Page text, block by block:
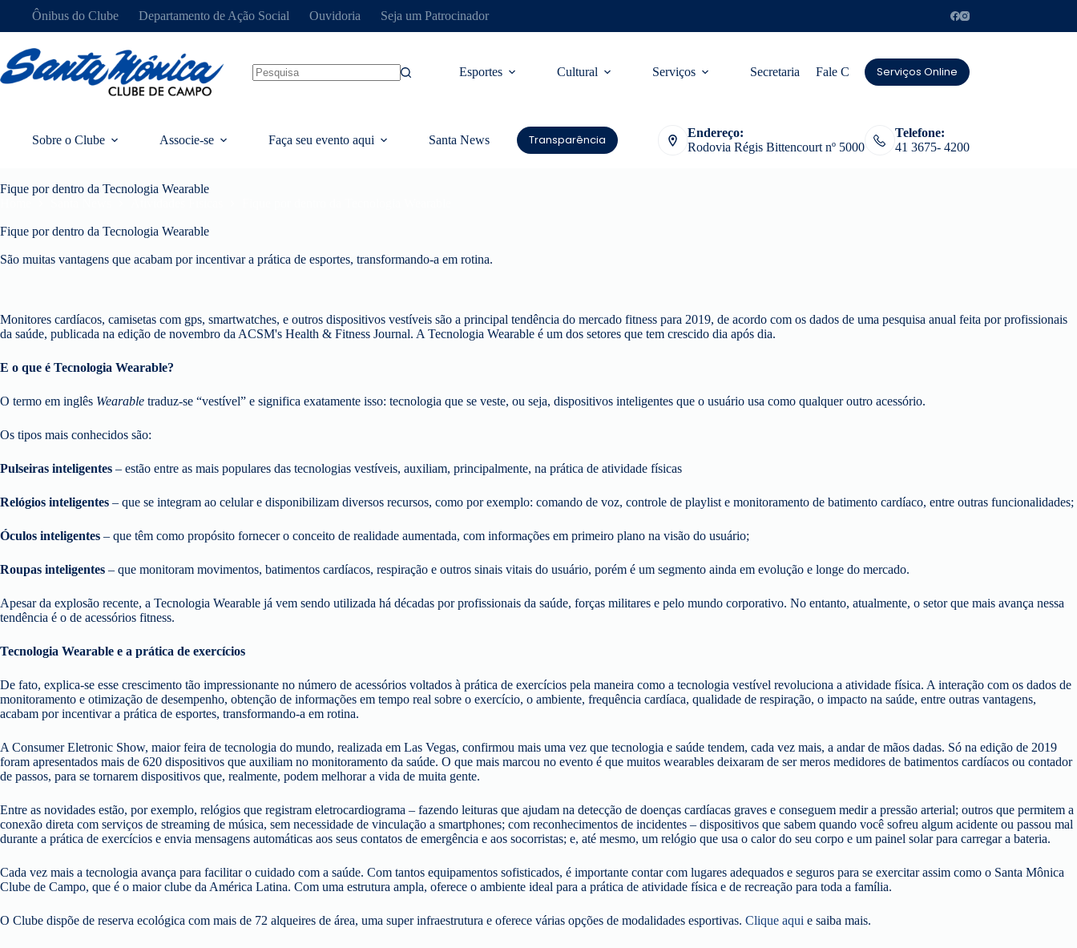
Ônibus do Clube Departamento de Ação Social Ouvidoria Seja um Patrocinador
Esportes Cultural Serviços Secretaria Fale ConoscoServiços Online
Sobre o Clube Associe-se Faça seu evento aqui Santa News Transparência
Endereço:
Rodovia Régis Bittencourt nº 5000
Telefone:
41 3675- 4200
Fique por dentro da Tecnologia Wearable
Fique por dentro da Tecnologia Wearable
São muitas vantagens que acabam por incentivar a prática de esportes, transformando-a em rotina.
Monitores cardíacos, camisetas com gps, smartwatches, e outros dispositivos vestíveis são a principal tendência do mercado fitness para 2019, de acordo com os dados de uma pesquisa anual feita por profissionais
da saúde, publicada na edição de novembro da ACSM's Health & Fitness Journal. A Tecnologia Wearable é um dos setores que tem crescido dia após dia.
E o que é Tecnologia Wearable?
O termo em inglês Wearable traduz-se “vestível” e significa exatamente isso: tecnologia que se veste, ou seja, dispositivos inteligentes que o usuário usa como qualquer outro acessório.
Os tipos mais conhecidos são:
Pulseiras inteligentes – estão entre as mais populares das tecnologias vestíveis, auxiliam, principalmente, na prática de atividade físicas
Relógios inteligentes – que se integram ao celular e disponibilizam diversos recursos, como por exemplo: comando de voz, controle de playlist e monitoramento de batimento cardíaco, entre outras funcionalidades;
Óculos inteligentes – que têm como propósito fornecer o conceito de realidade aumentada, com informações em primeiro plano na visão do usuário;
Roupas inteligentes – que monitoram movimentos, batimentos cardíacos, respiração e outros sinais vitais do usuário, porém é um segmento ainda em evolução e longe do mercado.
Apesar da explosão recente, a Tecnologia Wearable já vem sendo utilizada há décadas por profissionais da saúde, forças militares e pelo mundo corporativo. No entanto, atualmente, o setor que mais avança nessa
tendência é o de acessórios fitness.
Tecnologia Wearable e a prática de exercícios
De fato, explica-se esse crescimento tão impressionante no número de acessórios voltados à prática de exercícios pela maneira como a tecnologia vestível revoluciona a atividade física. A interação com os dados de
monitoramento e otimização de desempenho, obtenção de informações em tempo real sobre o exercício, o ambiente, frequência cardíaca, qualidade de respiração, o impacto na saúde, entre outras vantagens,
acabam por incentivar a prática de esportes, transformando-a em rotina.
A Consumer Eletronic Show, maior feira de tecnologia do mundo, realizada em Las Vegas, confirmou mais uma vez que tecnologia e saúde tendem, cada vez mais, a andar de mãos dadas. Só na edição de 2019
foram apresentados mais de 620 dispositivos que auxiliam no monitoramento da saúde. O que mais marcou no evento é que muitos wearables deixaram de ser meros medidores de batimentos cardíacos ou contador
de passos, para se tornarem dispositivos que, realmente, podem melhorar a vida de muita gente.
Entre as novidades estão, por exemplo, relógios que registram eletrocardiograma – fazendo leituras que ajudam na detecção de doenças cardíacas graves e conseguem medir a pressão arterial; outros que permitem a
conexão direta com serviços de streaming de música, sem necessidade de vinculação a smartphones; com reconhecimentos de incidentes – dispositivos que sabem quando você sofreu algum acidente ou passou mal
durante a prática de exercícios e envia mensagens automáticas aos seus contatos de emergência e aos socorristas; e, até mesmo, um relógio que usa o calor do seu corpo e um painel solar para carregar a bateria.
Cada vez mais a tecnologia avança para facilitar o cuidado com a saúde. Com tantos equipamentos sofisticados, é importante contar com lugares adequados e seguros para se exercitar assim como o Santa Mônica
Clube de Campo, que é o maior clube da América Latina. Com uma estrutura ampla, oferece o ambiente ideal para a prática de atividade física e de recreação para toda a família.
O Clube dispõe de reserva ecológica com mais de 72 alqueires de área, uma super infraestrutura e oferece várias opções de modalidades esportivas. Clique aqui e saiba mais.